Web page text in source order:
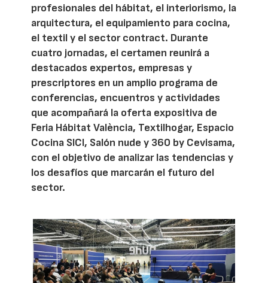
profesionales del hábitat, el interiorismo, la
arquitectura, el equipamiento para cocina,
el textil y el sector contract. Durante
cuatro jornadas, el certamen reunirá a
destacados expertos, empresas y
prescriptores en un amplio programa de
conferencias, encuentros y actividades
que acompañará la oferta expositiva de
Feria Hábitat València, Textilhogar, Espacio
Cocina SICI, Salón nude y 360 by Cevisama,
con el objetivo de analizar las tendencias y
los desafíos que marcarán el futuro del
sector.